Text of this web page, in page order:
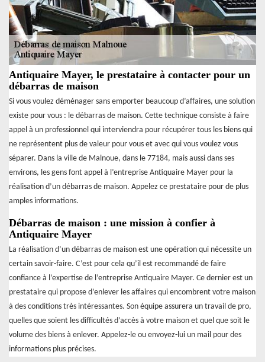
Antiquaire Mayer, le prestataire à contacter pour un
débarras de maison
Si vous voulez déménager sans emporter beaucoup d’affaires, une solution
existe pour vous : le débarras de maison. Cette technique consiste à faire
appel à un professionnel qui interviendra pour récupérer tous les biens qui
ne représentent plus de valeur pour vous et avec qui vous voulez vous
séparer. Dans la ville de Malnoue, dans le 77184, mais aussi dans ses
environs, les gens font appel à l’entreprise Antiquaire Mayer pour la
réalisation d’un débarras de maison. Appelez ce prestataire pour de plus
amples informations.
Débarras de maison : une mission à confier à
Antiquaire Mayer
La réalisation d’un débarras de maison est une opération qui nécessite un
certain savoir-faire. C’est pour cela qu’il est recommandé de faire
confiance à l’expertise de l’entreprise Antiquaire Mayer. Ce dernier est un
prestataire qui propose d’enlever les affaires qui encombrent votre maison
à des conditions très intéressantes. Son équipe assurera un travail de pro,
quelles que soient les difficultés d’accès à votre maison et quel que soit le
volume des biens à enlever. Appelez-le ou envoyez-lui un mail pour des
informations plus précises.